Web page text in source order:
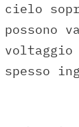
cielo
spesso